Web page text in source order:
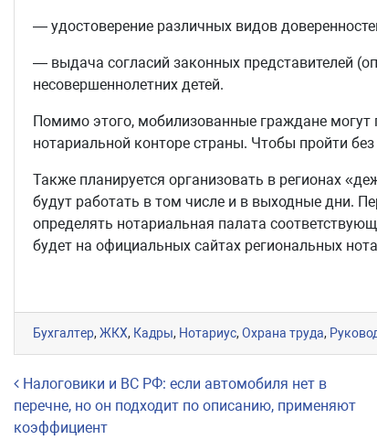
— удостоверение различных видов
— выдача согласий законных представителей
несовершеннолетних детей.
Помимо этого, мобилизованные граждане
нотариальной конторе страны. Чтобы пройти
Также планируется организовать в регионах
будут работать в том числе и в выходные дни.
определять нотариальная палата
будет на официальных сайтах региональных
Бухгалтер,ЖКХ, Кадры, Нотариус,Охрана труда,
Навигация по записям
Налоговики и ВС РФ: если автомобиля нет в
перечне, но он подходит по описанию, применяют
коэффициент